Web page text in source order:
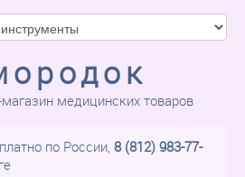
медицинских товаров
по России, 8 (812) 983-77-